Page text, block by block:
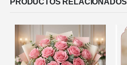
PRODUCTOS RELACIONADOS